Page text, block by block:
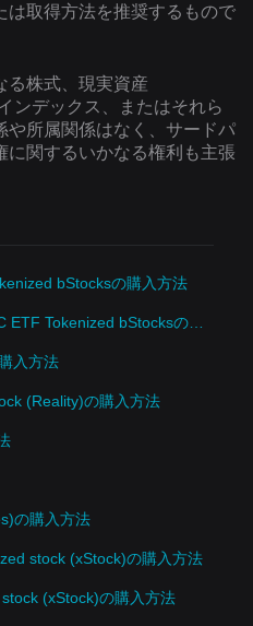
は取得方法を推奨するもので
る株式、現実資産
ンデックス、またはそれら
や所属関係はなく、サードパ
に関するいかなる権利も主張
bStocksの購入方法
入方法
(Reality)の購入方法
の購入方法
stock (xStock)の購入方法
(xStock)の購入方法